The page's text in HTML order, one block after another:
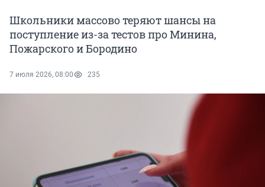
Школьники массово теряют шансы на
поступление из-за тестов про Минина,
Пожарского и Бородино
7 июля 2026, 08:00 235